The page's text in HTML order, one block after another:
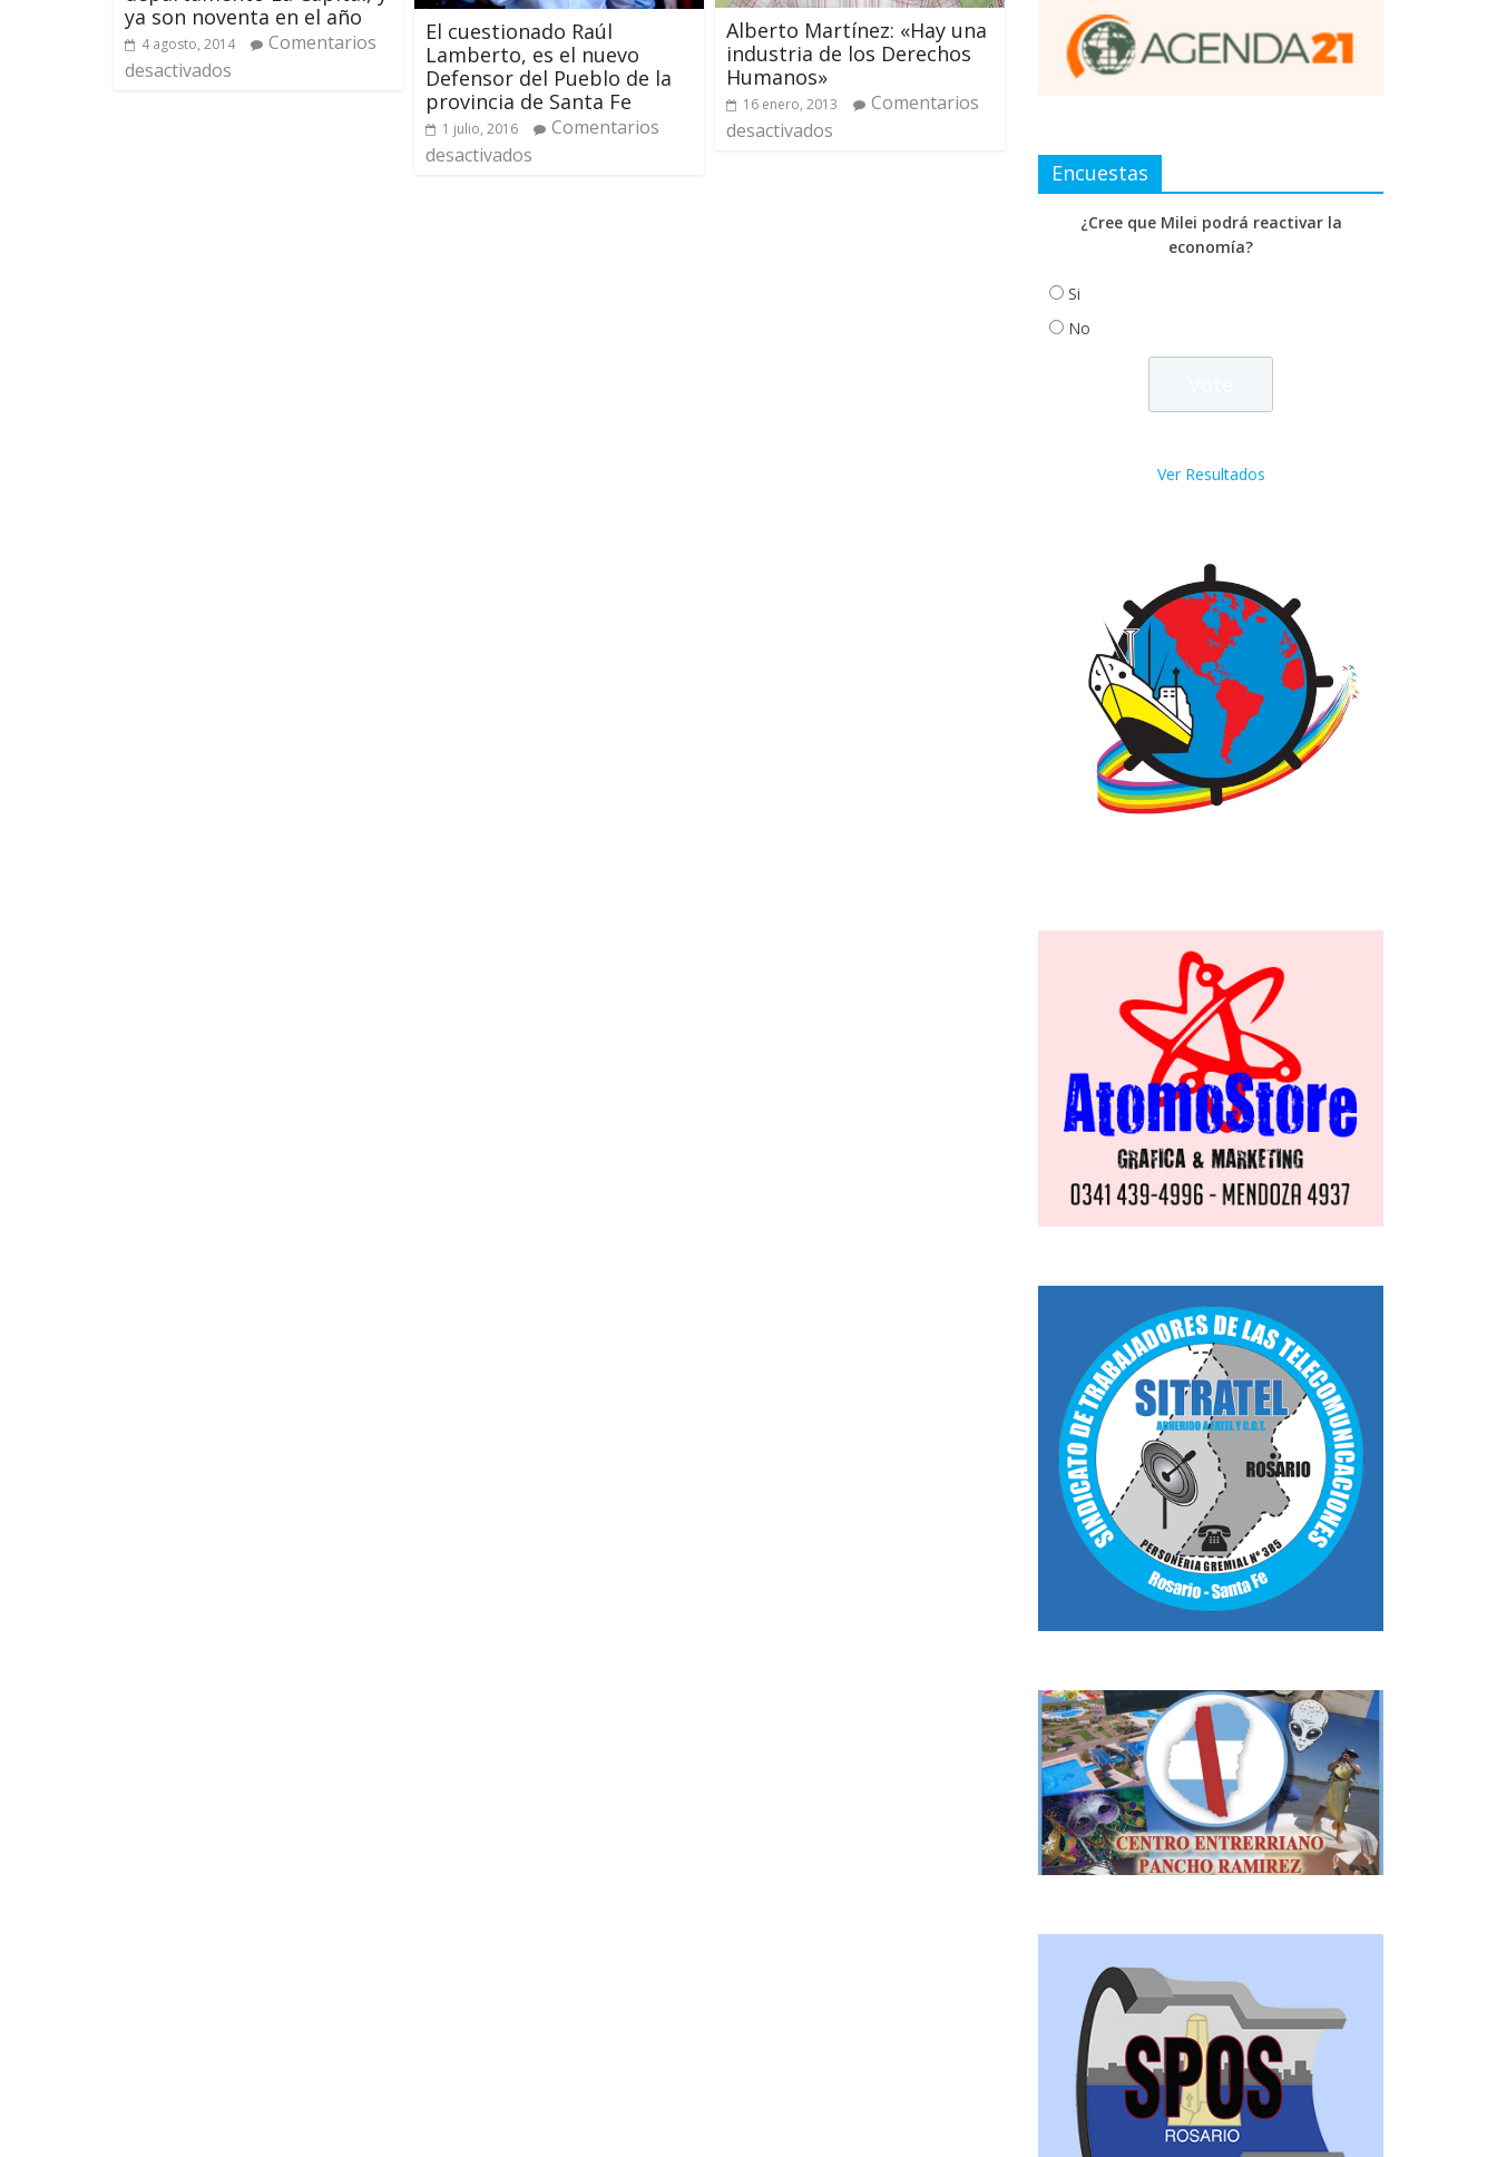
ya son noventa en el año
4 agosto, 2014
Comentarios
desactivados
El cuestionado Raúl
Lamberto, es el nuevo
Defensor del Pueblo de la
provincia de Santa Fe
1 julio, 2016
Comentarios
desactivados
Alberto Martínez: «Hay una
industria de los Derechos
Humanos»
16 enero, 2013
Comentarios
desactivados
Encuestas
¿Cree que Milei podrá reactivar la
economía?
Si
No
Ver Resultados